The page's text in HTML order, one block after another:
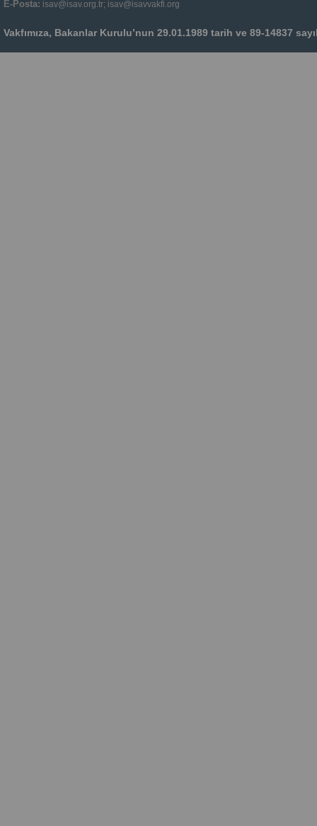
E-Posta: isav@isav.org.tr; isav@isavvakfi.org
Vakfımıza, Bakanlar Kurulu’nun 29.01.1989 tarih ve 89-14837